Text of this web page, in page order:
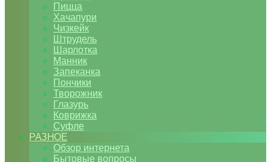
Пицца
Хачапури
Чизкейк
Штрудель
Шарлотка
Манник
Запеканка
Пончики
Творожник
Глазурь
Коврижка
Суфле
РАЗНОЕ
Обзор интернета
Бытовые вопросы